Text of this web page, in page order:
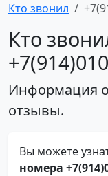
Кто звонил
Кто
Информация
отзывы.
Вы можете
номера